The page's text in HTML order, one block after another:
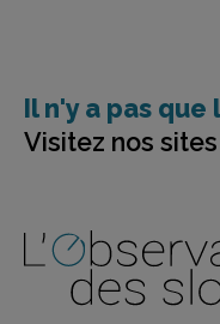
Il n'y a pas
Visitez nos